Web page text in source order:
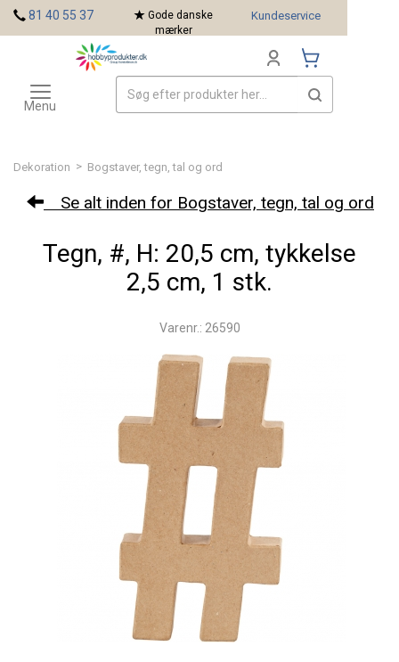
Dekoration > Bogstaver, tegn, tal og ord
Se alt inden for Bogstaver, tegn, tal og ord
Tegn, #, H: 20,5 cm, tykkelse
2,5 cm, 1 stk.
Varenr.: 26590
81 40 55 37
Gode danske
mærker
Kundeservice
Toggle
navigation
Menu
Mærker